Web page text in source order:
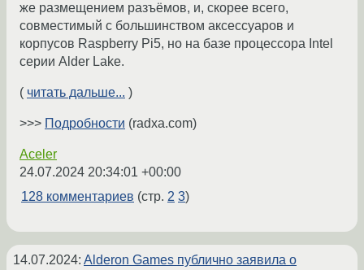
же размещением разъёмов, и, скорее всего,
совместимый с большинством аксессуаров и
корпусов Raspberry Pi5, но на базе процессора Intel
серии Alder Lake.
( читать дальше... )
>>> Подробности (radxa.com)
Aceler
24.07.2024 20:34:01 +00:00
128 комментариев (стр. 2 3)
14.07.2024: Alderon Games публично заявила о